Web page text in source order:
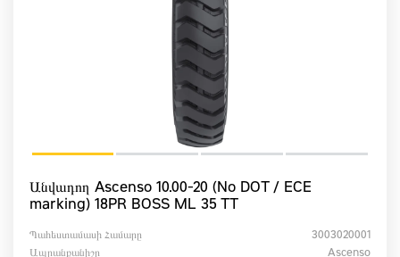
Անվադող Ascenso 10.00-20 (No DOT / ECE
marking) 18PR BOSS ML 35 TT
Պահեստամասի Համարը
3003020001
Ապրանքանիշը
Ascenso